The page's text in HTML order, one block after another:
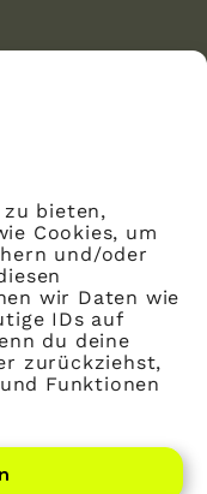
bieten,
Cookies, um
und/oder
wir Daten wie
IDs auf
du deine
zurückziehst,
Funktionen